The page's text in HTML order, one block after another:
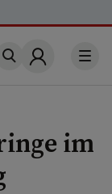
Account
im